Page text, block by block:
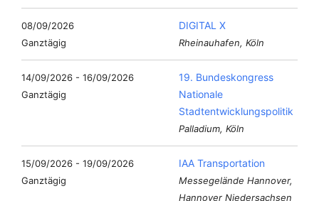
08/09/2026
Ganztägig
DIGITAL X
Rheinauhafen, Köln
14/09/2026 - 16/09/2026
Ganztägig
19. Bundeskongress
Nationale
Stadtentwicklungspolitik
Palladium, Köln
15/09/2026 - 19/09/2026
Ganztägig
IAA Transportation
Messegelände Hannover,
Hannover Niedersachsen